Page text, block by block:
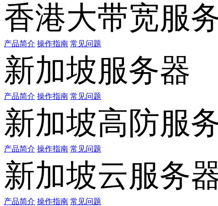
香港大带宽服
产品简介 操作指南 常见问题
新加坡服务器
产品简介 操作指南 常见问题
新加坡高防服
产品简介 操作指南 常见问题
新加坡云服务
产品简介 操作指南 常见问题